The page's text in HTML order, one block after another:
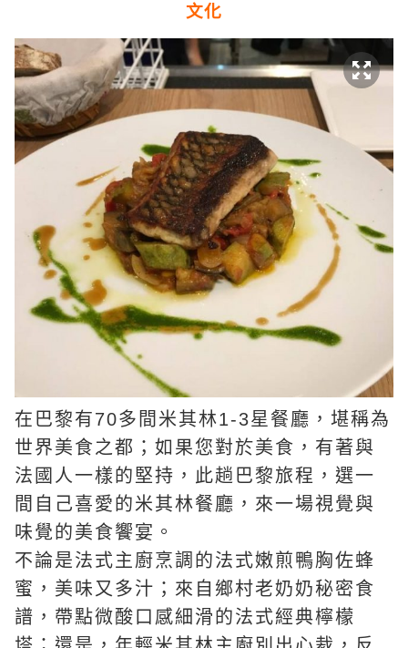
文化
在巴黎有70多間米其林1-3星餐廳，堪稱為
世界美食之都；如果您對於美食，有著與
法國人一樣的堅持，此趟巴黎旅程，選一
間自己喜愛的米其林餐廳，來一場視覺與
味覺的美食饗宴。
不論是法式主廚烹調的法式嫩煎鴨胸佐蜂
蜜，美味又多汁；來自鄉村老奶奶秘密食
譜，帶點微酸口感細滑的法式經典檸檬